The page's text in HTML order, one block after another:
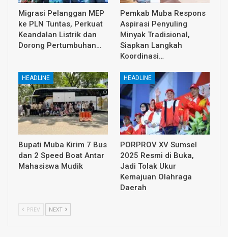
Migrasi Pelanggan MEP
ke PLN Tuntas, Perkuat
Keandalan Listrik dan
Dorong Pertumbuhan…
Pemkab Muba Respons
Aspirasi Penyuling
Minyak Tradisional,
Siapkan Langkah
Koordinasi…
HEADLINE
Bupati Muba Kirim 7 Bus
dan 2 Speed Boat Antar
Mahasiswa Mudik
HEADLINE
PORPROV XV Sumsel
2025 Resmi di Buka,
Jadi Tolak Ukur
Kemajuan Olahraga
Daerah
PREV NEXT